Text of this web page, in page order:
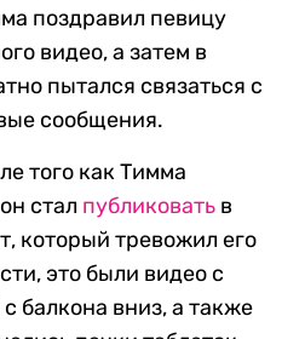
поздравил певицу
видео, а затем в
пытался связаться с
сообщения.
того как Тимма
стал публиковать в
который тревожил его
это были видео с
балкона вниз, а также